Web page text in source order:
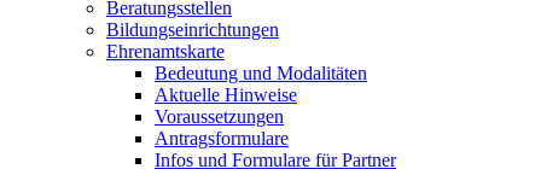
Beratungsstellen
Bildungseinrichtungen
Ehrenamtskarte
Bedeutung und Modalitäten
Aktuelle Hinweise
Voraussetzungen
Antragsformulare
Infos und Formulare für Partner